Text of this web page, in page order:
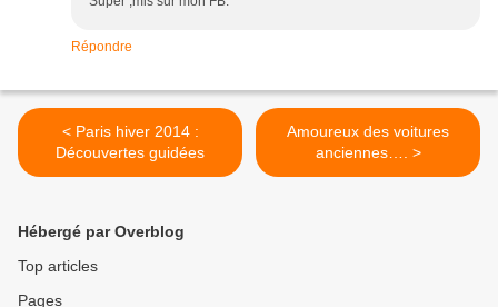
Répondre
< Paris hiver 2014 :
Découvertes guidées
Amoureux des voitures
anciennes…. >
Hébergé par Overblog
Top articles
Pages